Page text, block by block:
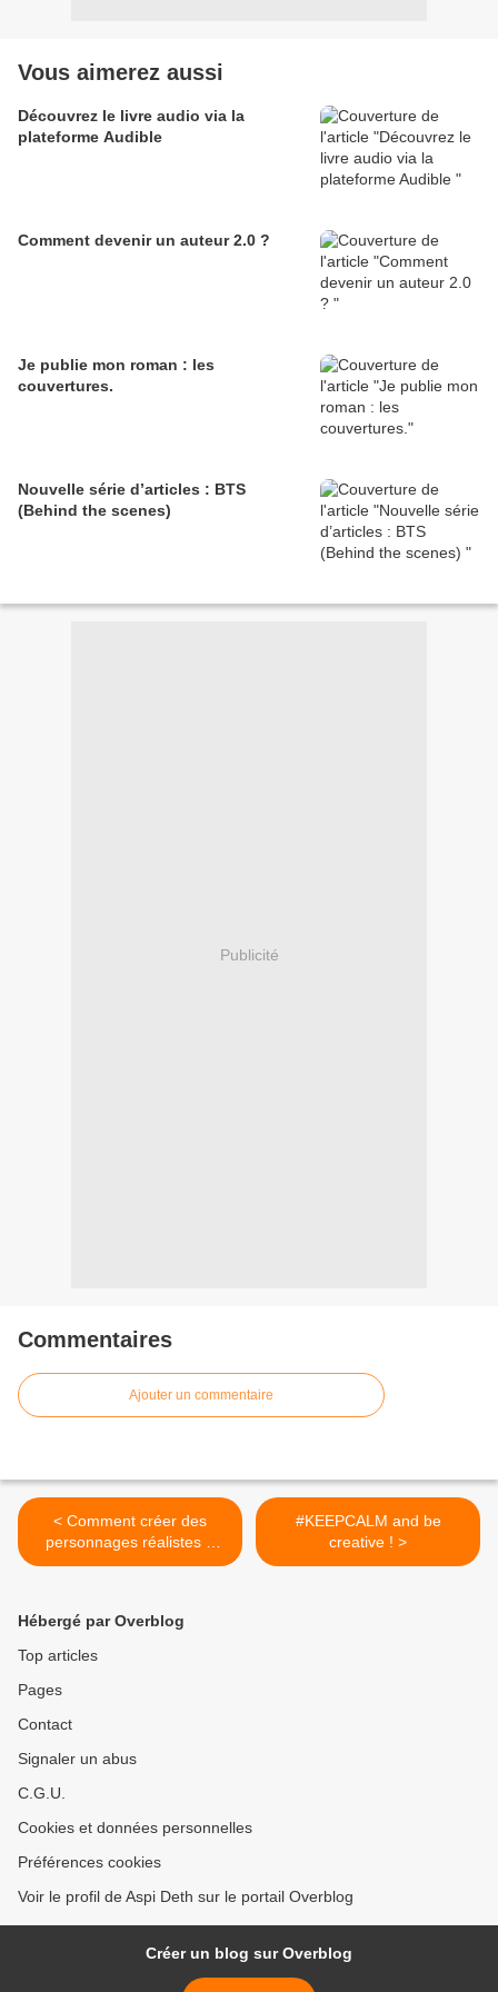
Vous aimerez aussi
Découvrez le livre audio via la
plateforme Audible
Comment devenir un auteur 2.0 ?
Je publie mon roman : les
couvertures.
Nouvelle série d’articles : BTS
(Behind the scenes)
Publicité
Commentaires
Ajouter un commentaire
< Comment créer des
personnages réalistes ?
PART 2 !
#KEEPCALM and be
creative ! >
Hébergé par Overblog
Top articles
Pages
Contact
Signaler un abus
C.G.U.
Cookies et données personnelles
Préférences cookies
Voir le profil de Aspi Deth sur le portail Overblog
Créer un blog sur Overblog